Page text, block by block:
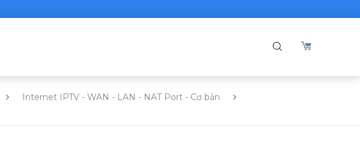
Internet IPTV - WAN - LAN - NAT Port - Cơ bản